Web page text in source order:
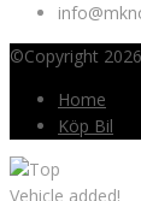
©Copyright 2026
Home
Köp Bil
Vehicle added!